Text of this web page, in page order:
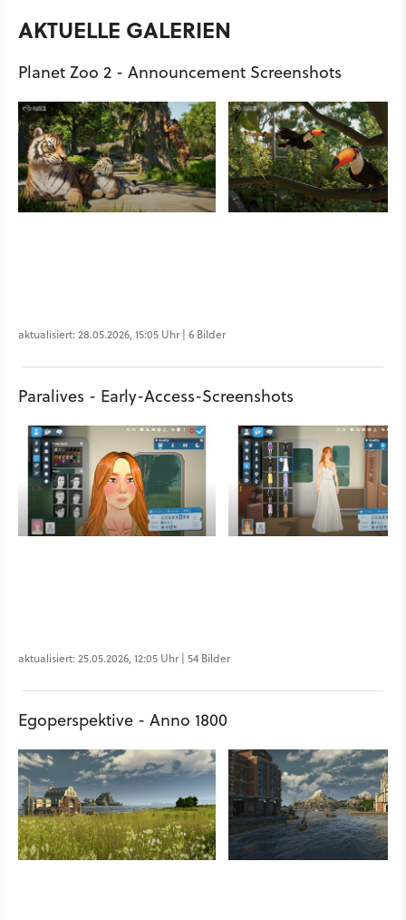
AKTUELLE GALERIEN
Planet Zoo 2 - Announcement Screenshots
aktualisiert: 28.05.2026, 15:05 Uhr | 6 Bilder
Paralives - Early-Access-Screenshots
aktualisiert: 25.05.2026, 12:05 Uhr | 54 Bilder
Egoperspektive - Anno 1800